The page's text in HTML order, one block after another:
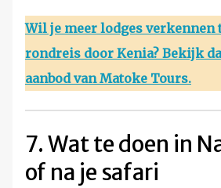
Wil je meer lodges verkennen
rondreis door Kenia? Bekijk
aanbod van Matoke Tours.
7. Wat te doen in
of na je safari